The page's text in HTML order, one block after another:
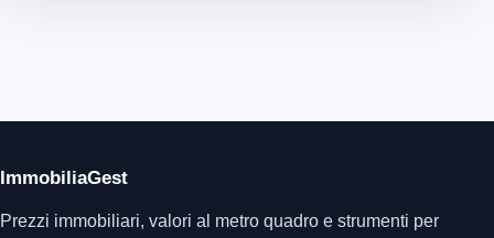
ImmobiliaGest
Prezzi immobiliari, valori al metro quadro e strumenti per